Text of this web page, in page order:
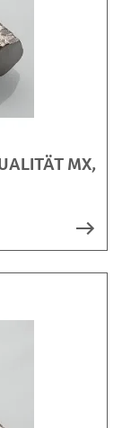
MX,